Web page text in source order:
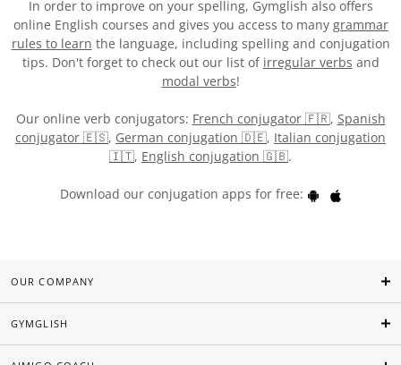
In order to improve on your spelling, Gymglish also offers
online English courses and gives you access to many grammar
rules to learn the language, including spelling and conjugation
tips. Don't forget to check out our list of irregular verbs and
modal verbs!
Our online verb conjugators: French conjugator 🇫🇷, Spanish
conjugator 🇪🇸, German conjugation 🇩🇪, Italian conjugation
🇮🇹, English conjugation 🇬🇧.
Download our conjugation apps for free:
OUR COMPANY
GYMGLISH